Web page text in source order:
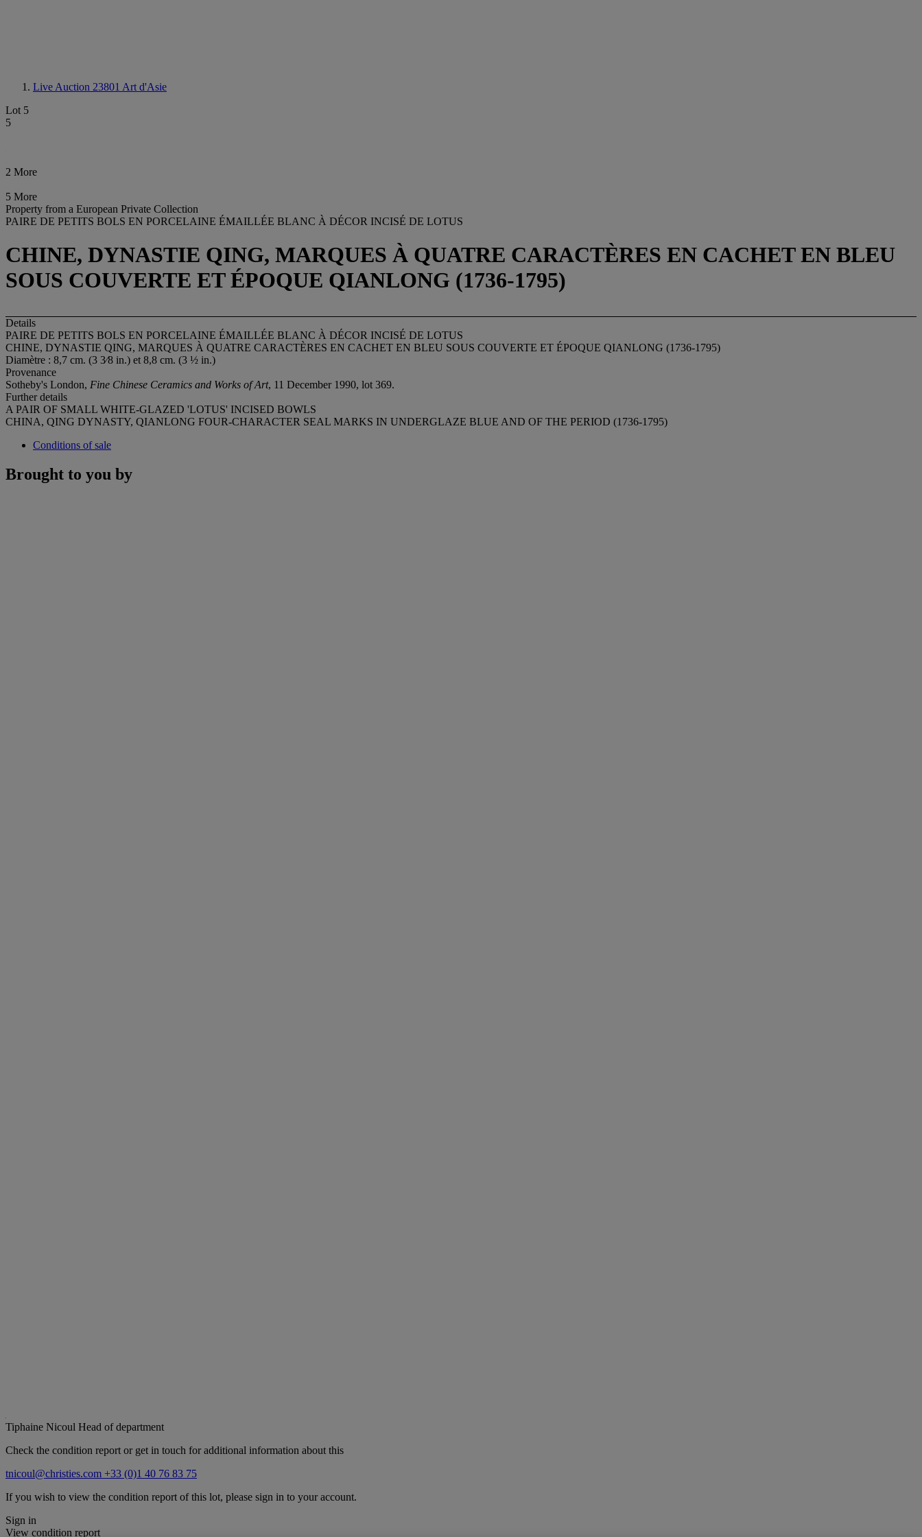
Live Auction 23801 Art d'Asie
Lot 5
5
2 More
5 More
Property from a European Private Collection
PAIRE DE PETITS BOLS EN PORCELAINE ÉMAILLÉE BLANC À DÉCOR INCISÉ DE LOTUS
CHINE, DYNASTIE QING, MARQUES À QUATRE CARACTÈRES EN CACHET EN BLEU
SOUS COUVERTE ET ÉPOQUE QIANLONG (1736-1795)
Details
PAIRE DE PETITS BOLS EN PORCELAINE ÉMAILLÉE BLANC À DÉCOR INCISÉ DE LOTUS
CHINE, DYNASTIE QING, MARQUES À QUATRE CARACTÈRES EN CACHET EN BLEU SOUS COUVERTE ET ÉPOQUE QIANLONG (1736-1795)
Diamètre : 8,7 cm. (3 3⁄8 in.) et 8,8 cm. (3 ½ in.)
Provenance
Sotheby's London, Fine Chinese Ceramics and Works of Art, 11 December 1990, lot 369.
Further details
A PAIR OF SMALL WHITE-GLAZED 'LOTUS' INCISED BOWLS
CHINA, QING DYNASTY, QIANLONG FOUR-CHARACTER SEAL MARKS IN UNDERGLAZE BLUE AND OF THE PERIOD (1736-1795)
Conditions of sale
Brought to you by
Tiphaine Nicoul Head of department
Check the condition report or get in touch for additional information about this
tnicoul@christies.com +33 (0)1 40 76 83 75
If you wish to view the condition report of this lot, please sign in to your account.
Sign in
View condition report